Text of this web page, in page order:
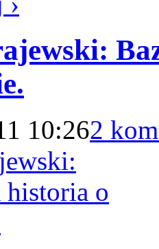
10:262